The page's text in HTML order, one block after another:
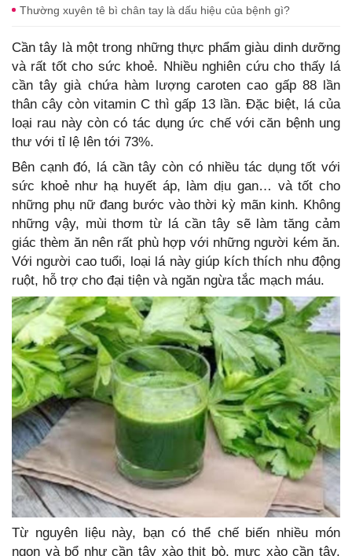
Thường xuyên tê bì chân tay là dấu hiệu của bệnh gì?
Cần tây là một trong những thực phẩm giàu dinh dưỡng
và rất tốt cho sức khoẻ. Nhiều nghiên cứu cho thấy lá
cần tây già chứa hàm lượng caroten cao gấp 88 lần
thân cây còn vitamin C thì gấp 13 lần. Đặc biệt, lá của
loại rau này còn có tác dụng ức chế với căn bệnh ung
thư với tỉ lệ lên tới 73%.
Bên cạnh đó, lá cần tây còn có nhiều tác dụng tốt với
sức khoẻ như hạ huyết áp, làm dịu gan… và tốt cho
những phụ nữ đang bước vào thời kỳ mãn kinh. Không
những vậy, mùi thơm từ lá cần tây sẽ làm tăng cảm
giác thèm ăn nên rất phù hợp với những người kém ăn.
Với người cao tuổi, loại lá này giúp kích thích nhu động
ruột, hỗ trợ cho đại tiện và ngăn ngừa tắc mạch máu.
Từ nguyên liệu này, bạn có thể chế biến nhiều món
ngon và bổ như cần tây xào thịt bò, mực xào cần tây,